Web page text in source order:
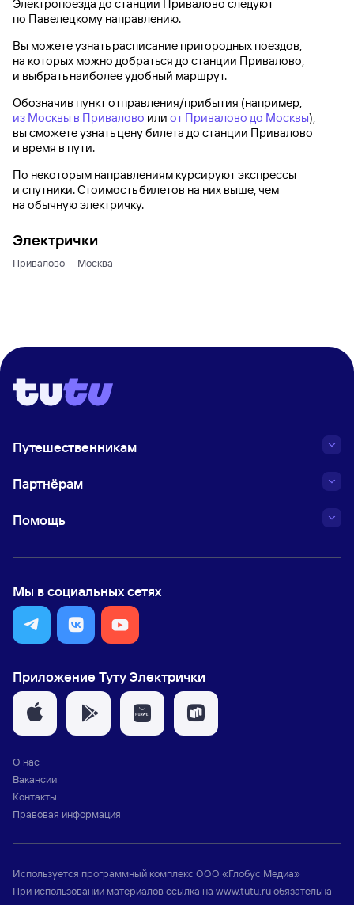
Электропоезда до станции Привалово следуют
по Павелецкому направлению.
Вы можете узнать расписание пригородных поездов,
на которых можно добраться до станции Привалово,
и выбрать наиболее удобный маршрут.
Обозначив пункт отправления/прибытия (например,
из Москвы в Привалово или от Привалово до Москвы),
вы сможете узнать цену билета до станции Привалово
и время в пути.
По некоторым направлениям курсируют экспрессы
и спутники. Стоимость билетов на них выше, чем
на обычную электричку.
Электрички
Привалово — Москва
Путешественникам
Партнёрам
Помощь
Мы в социальных сетях
Приложение Туту Электрички
О нас
Вакансии
Контакты
Правовая информация
Используется программный комплексООО «Глобус Медиа»
При использовании материалов ссылка на www.tutu.ruобязательна